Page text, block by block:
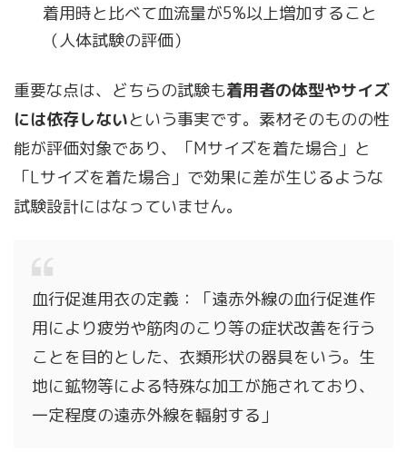
着用時と比べて血流量が5%以上増加すること
（人体試験の評価）
重要な点は、どちらの試験も着用者の体型やサイズ
には依存しないという事実です。素材そのものの性
能が評価対象であり、「Mサイズを着た場合」と
「Lサイズを着た場合」で効果に差が生じるような
試験設計にはなっていません。
血行促進用衣の定義：「遠赤外線の血行促進作
用により疲労や筋肉のこり等の症状改善を行う
ことを目的とした、衣類形状の器具をいう。生
地に鉱物等による特殊な加工が施されており、
一定程度の遠赤外線を輻射する」